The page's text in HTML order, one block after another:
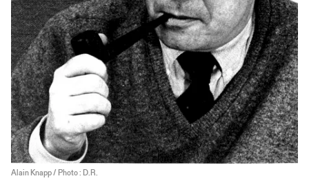
Alain Knapp / Photo : D.R.